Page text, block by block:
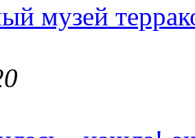
музей